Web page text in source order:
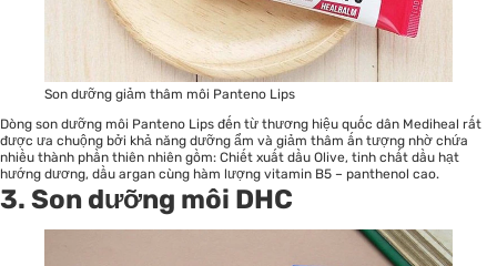
Son dưỡng giảm thâm môi Panteno Lips
Dòng son dưỡng môi Panteno Lips đến từ thương hiệu quốc dân Mediheal rất
được ưa chuộng bởi khả năng dưỡng ẩm và giảm thâm ấn tượng nhờ chứa
nhiều thành phần thiên nhiên gồm: Chiết xuất dầu Olive, tinh chất dầu hạt
hướng dương, dầu argan cùng hàm lượng vitamin B5 – panthenol cao.
3. Son dưỡng môi DHC